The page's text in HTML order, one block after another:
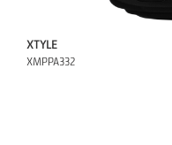
XTYLE
XMPPA332